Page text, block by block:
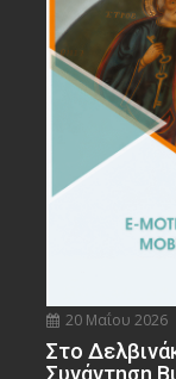
20 Μαΐου 2026
Στο
Συνάντηση